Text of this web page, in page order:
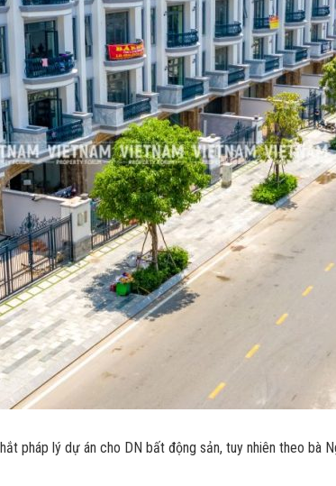
pháp lý dự án cho DN bất động sản, tuy nhiên theo bà